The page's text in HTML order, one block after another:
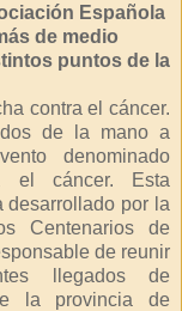
Española
de medio
puntos de la
contra el cáncer.
de la mano a
denominado
el cáncer. Esta
desarrollado por la
Centenarios de
de reunir
llegados de
la provincia de